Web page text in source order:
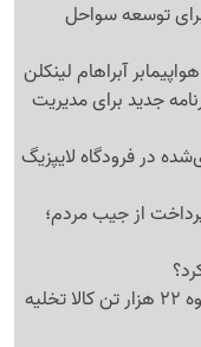
توسعه سواحل
آبراهام لینکلن
جدید برای مدیریت
در فرودگاه لایپزیگ
از جیب مردم؛
رشد فعالیت‌های تجاری در قشم؛ بندر کاوه 22 هزار تن کالا تخلیه